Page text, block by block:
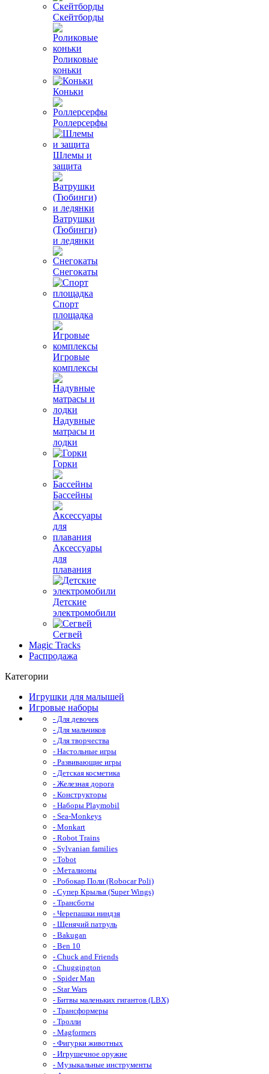
Скейтборды
Роликовые
коньки
Коньки
Роллерсерфы
Шлемы и
защита
Ватрушки
(Тюбинги)
и ледянки
Снегокаты
Спорт
площадка
Игровые
комплексы
Надувные
матрасы и
лодки
Горки
Бассейны
Аксессуары
для
плавания
Детские
электромобили
Сегвей
Magic Tracks
Распродажа
Категории
Игрушки для малышей
Игровые наборы
- Для девочек
- Для мальчиков
- Для творчества
- Настольные игры
- Развивающие игры
- Детская косметика
- Железная дорога
- Конструкторы
- Наборы Playmobil
- Sea-Monkeys
- Monkart
- Robot Trains
- Sylvanian families
- Tobot
- Металионы
- Робокар Поли (Robocar Poli)
- Супер Крылья (Super Wings)
- Трансботы
- Черепашки ниндзя
- Щенячий патруль
- Bakugan
- Ben 10
- Chuck and Friends
- Chuggington
- Spider Man
- Star Wars
- Битвы маленьких гигантов (LBX)
- Трансформеры
- Тролли
- Magformers
- Фигурки животных
- Игрушечное оружие
- Музыкальные инструменты